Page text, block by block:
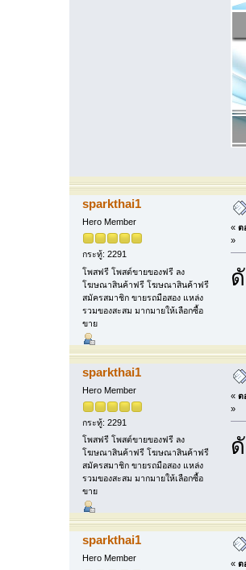
sparkthai1
Hero Member
กระทู้: 2291
โพสฟรี โพสต์ขายของฟรี ลง
โฆษณาสินค้าฟรี โฆษณาสินค้าฟรี
สมัครสมาชิก ขายรถมือสอง แหล่ง
รวมของสะสม มากมายให้เลือกซื้อ
ขาย
« ต
»
sparkthai1
Hero Member
กระทู้: 2291
โพสฟรี โพสต์ขายของฟรี ลง
โฆษณาสินค้าฟรี โฆษณาสินค้าฟรี
สมัครสมาชิก ขายรถมือสอง แหล่ง
รวมของสะสม มากมายให้เลือกซื้อ
ขาย
« ต
»
sparkthai1
Hero Member
« ต